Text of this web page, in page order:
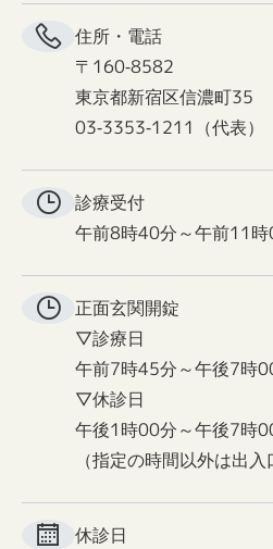
住所・電話
〒160-8582
東京都新宿区信濃町35
03-3353-1211（代表）
診療受付
午前8時40分～午前11
正面玄関開錠
▽診療日
午前7時45分～午後7時
▽休診日
午後1時00分～午後7時
（指定の時間以外は出入
休診日